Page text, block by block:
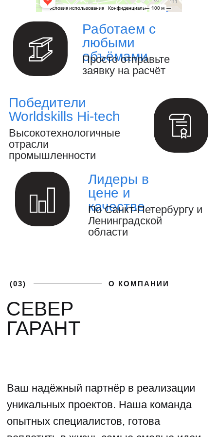
и проекты. Мы предлагаем широкий
спектр услуг по проектированию и
изготовлению металлоконструкций и
изделий любой сложности под ключ.
Изготовление металлоизделий и
металлоизделий
Производство инженерных расчётов
и анализ конструкций.
Создание 3D-модели и выпуск
конструкторской документации.
за реализацией проекта.
ГАЛЕРЕЯ НАШИХ
РАБОТ